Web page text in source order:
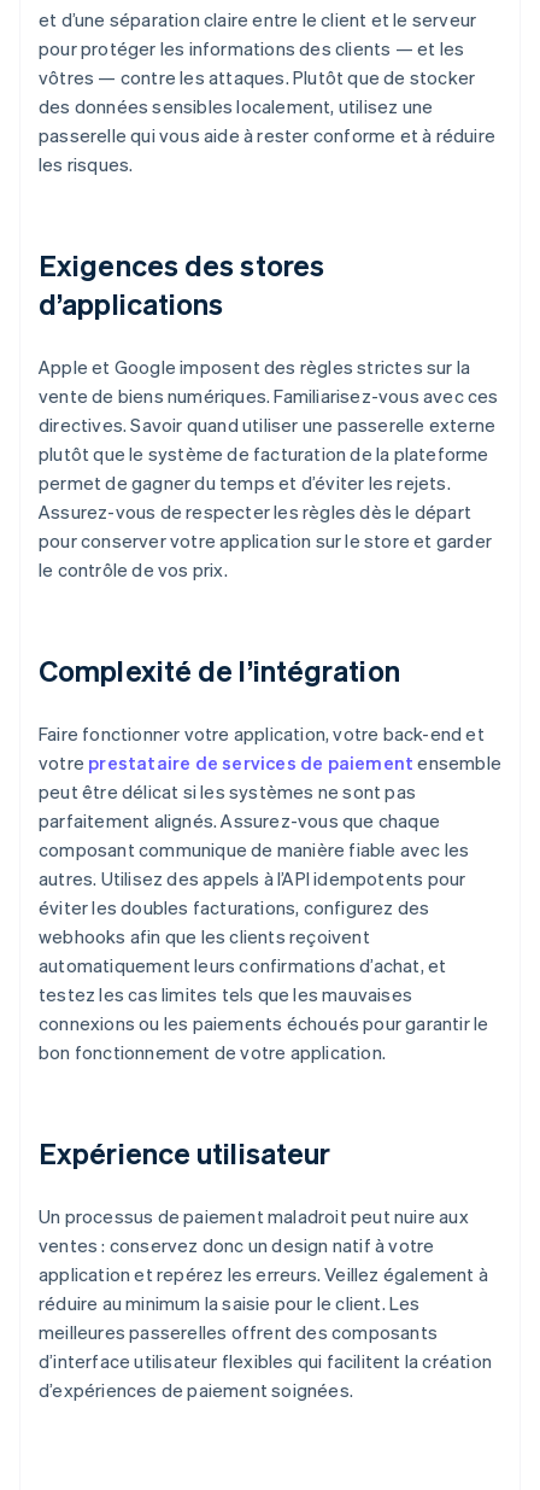
et d’une séparation claire entre le client et le serveur
pour protéger les informations des clients — et les
vôtres — contre les attaques. Plutôt que de stocker
des données sensibles localement, utilisez une
passerelle qui vous aide à rester conforme et à réduire
les risques.
Exigences des stores
d’applications
Apple et Google imposent des règles strictes sur la
vente de biens numériques. Familiarisez-vous avec ces
directives. Savoir quand utiliser une passerelle externe
plutôt que le système de facturation de la plateforme
permet de gagner du temps et d’éviter les rejets.
Assurez-vous de respecter les règles dès le départ
pour conserver votre application sur le store et garder
le contrôle de vos prix.
Complexité de l’intégration
Faire fonctionner votre application, votre back-end et
votre prestataire de services de paiement ensemble
peut être délicat si les systèmes ne sont pas
parfaitement alignés. Assurez-vous que chaque
composant communique de manière fiable avec les
autres. Utilisez des appels à l’API idempotents pour
éviter les doubles facturations, configurez des
webhooks afin que les clients reçoivent
automatiquement leurs confirmations d’achat, et
testez les cas limites tels que les mauvaises
connexions ou les paiements échoués pour garantir le
bon fonctionnement de votre application.
Expérience utilisateur
Un processus de paiement maladroit peut nuire aux
ventes : conservez donc un design natif à votre
application et repérez les erreurs. Veillez également à
réduire au minimum la saisie pour le client. Les
meilleures passerelles offrent des composants
d’interface utilisateur flexibles qui facilitent la création
d’expériences de paiement soignées.